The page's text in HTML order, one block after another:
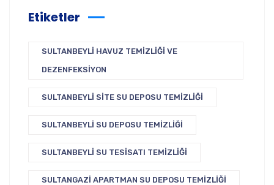
Etiketler
SULTANBEYLI HAVUZ TEMIZLIĞI VE
DEZENFEKSIYON
SULTANBEYLI SITE SU DEPOSU TEMIZLIĞI
SULTANBEYLI SU DEPOSU TEMIZLIĞI
SULTANBEYLI SU TESISATI TEMIZLIĞI
SULTANGAZI APARTMAN SU DEPOSU TEMIZLIĞI